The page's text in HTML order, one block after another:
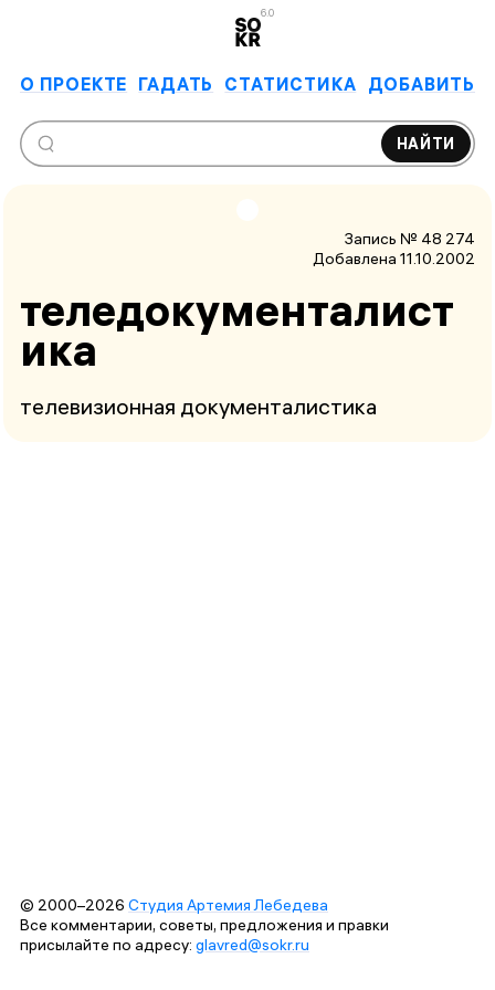
6.0
О ПРОЕКТЕ ГАДАТЬ СТАТИСТИКА ДОБАВИТЬ
НАЙТИ
Запись № 48 274
Добавлена 11.10.2002
теледокументалист
ика
телевизионная документалистика
© 2000–2026 Студия Артемия Лебедева
Все комментарии, советы, предложения и правки
присылайте по адресу: glavred@sokr.ru